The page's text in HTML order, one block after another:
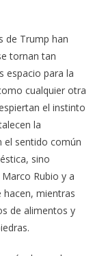
de Trump han
tornan tan
espacio para la
cualquier otra
el instinto
la
el sentido común
sino
Rubio y a
hacen, mientras
de alimentos y